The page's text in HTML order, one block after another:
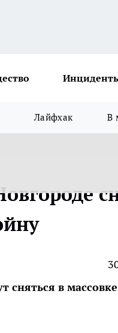
Лайфхак В
сняться в массовке